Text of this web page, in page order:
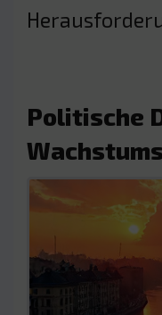
Politische
Wachstums